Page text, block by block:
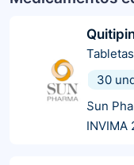
Tabletas
30
Sun
INVIMA